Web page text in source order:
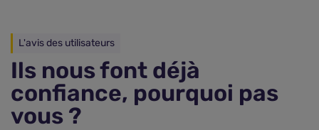
L'avis des utilisateurs
Ils nous font déjà
confiance, pourquoi pas
vous ?